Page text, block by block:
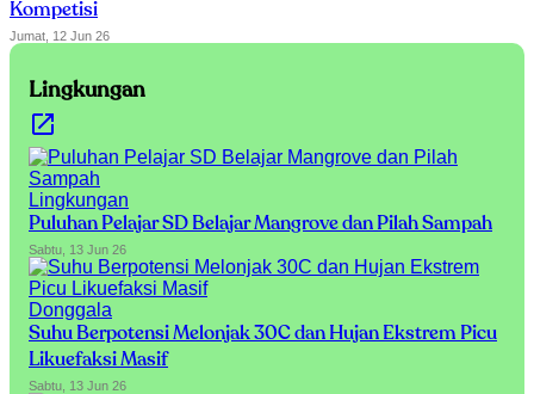
Kompetisi
Jumat, 12 Jun 26
Lingkungan
Lingkungan
Puluhan Pelajar SD Belajar Mangrove dan Pilah Sampah
Sabtu, 13 Jun 26
Donggala
Suhu Berpotensi Melonjak 30C dan Hujan Ekstrem Picu
Likuefaksi Masif
Sabtu, 13 Jun 26